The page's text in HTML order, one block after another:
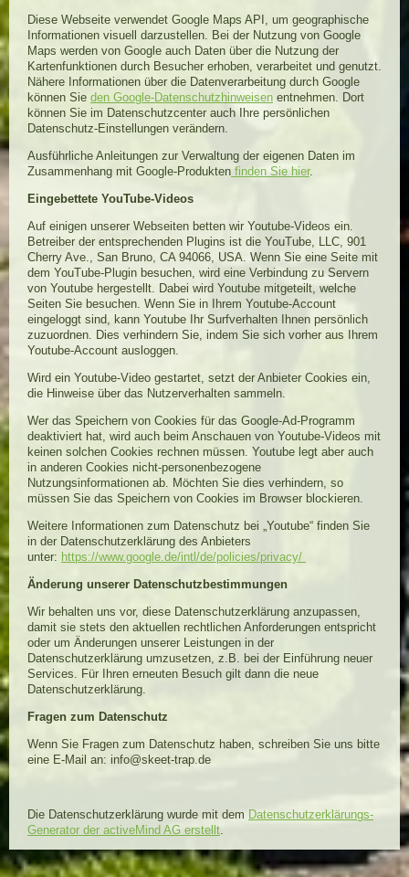
Diese Webseite verwendet Google Maps API, um geographische
Informationen visuell darzustellen. Bei der Nutzung von Google
Maps werden von Google auch Daten über die Nutzung der
Kartenfunktionen durch Besucher erhoben, verarbeitet und genutzt.
Nähere Informationen über die Datenverarbeitung durch Google
können Sie den Google-Datenschutzhinweisen entnehmen. Dort
können Sie im Datenschutzcenter auch Ihre persönlichen
Datenschutz-Einstellungen verändern.
Ausführliche Anleitungen zur Verwaltung der eigenen Daten im
Zusammenhang mit Google-Produkten finden Sie hier.
Eingebettete YouTube-Videos
Auf einigen unserer Webseiten betten wir Youtube-Videos ein.
Betreiber der entsprechenden Plugins ist die YouTube, LLC, 901
Cherry Ave., San Bruno, CA 94066, USA. Wenn Sie eine Seite mit
dem YouTube-Plugin besuchen, wird eine Verbindung zu Servern
von Youtube hergestellt. Dabei wird Youtube mitgeteilt, welche
Seiten Sie besuchen. Wenn Sie in Ihrem Youtube-Account
eingeloggt sind, kann Youtube Ihr Surfverhalten Ihnen persönlich
zuzuordnen. Dies verhindern Sie, indem Sie sich vorher aus Ihrem
Youtube-Account ausloggen.
Wird ein Youtube-Video gestartet, setzt der Anbieter Cookies ein,
die Hinweise über das Nutzerverhalten sammeln.
Wer das Speichern von Cookies für das Google-Ad-Programm
deaktiviert hat, wird auch beim Anschauen von Youtube-Videos mit
keinen solchen Cookies rechnen müssen. Youtube legt aber auch
in anderen Cookies nicht-personenbezogene
Nutzungsinformationen ab. Möchten Sie dies verhindern, so
müssen Sie das Speichern von Cookies im Browser blockieren.
Weitere Informationen zum Datenschutz bei „Youtube“ finden Sie
in der Datenschutzerklärung des Anbieters
unter: https://www.google.de/intl/de/policies/privacy/
Änderung unserer Datenschutzbestimmungen
Wir behalten uns vor, diese Datenschutzerklärung anzupassen,
damit sie stets den aktuellen rechtlichen Anforderungen entspricht
oder um Änderungen unserer Leistungen in der
Datenschutzerklärung umzusetzen, z.B. bei der Einführung neuer
Services. Für Ihren erneuten Besuch gilt dann die neue
Datenschutzerklärung.
Fragen zum Datenschutz
Wenn Sie Fragen zum Datenschutz haben, schreiben Sie uns bitte
eine E-Mail an: info@skeet-trap.de
Die Datenschutzerklärung wurde mit dem Datenschutzerklärungs-
Generator der activeMind AG erstellt